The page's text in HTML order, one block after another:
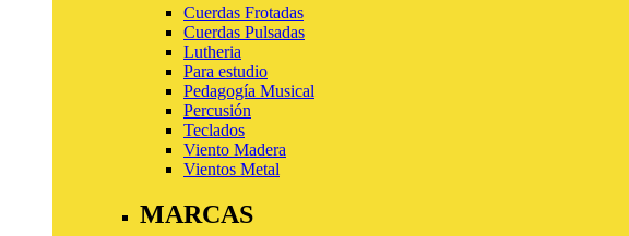
Cuerdas Frotadas
Cuerdas Pulsadas
Lutheria
Para estudio
Pedagogía Musical
Percusión
Teclados
Viento Madera
Vientos Metal
MARCAS